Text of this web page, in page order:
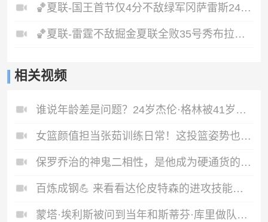
🏀夏联-国王首节仅4分不敌绿军冈萨雷斯24+10+5塞纳克10+12
🏀夏联-雷霆不敌掘金夏联全败35号秀布拉齐尔32+6马拉14+7+6
相关视频
谁说年龄差是问题？24岁杰伦·格林被41岁老婆拿捏得死死的🤭
女篮颜值担当张茹训练日常！这投篮姿势也太帅了吧👀
保罗乔治的神鬼二相性，是他成为硬通货的原因吗？..
百炼成钢💪 来看看达伦皮特森的进攻技能包👀
蒙塔·埃利斯被问到当年和斯蒂芬·库里做队友时的感受！